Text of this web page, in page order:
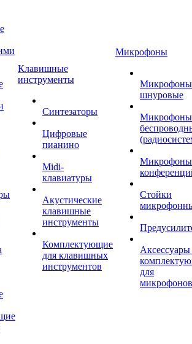
Клавишные
инструменты
Синтезаторы
Цифровые
пианино
Midi-
клавиатуры
Акустические
клавишные
инструменты
Комплектующие
для клавишных
инструментов
Микрофоны
Микрофоны
шнуровые
Микрофоны
Микрофоны
Стойки
Аксессуары
для
микрофонов